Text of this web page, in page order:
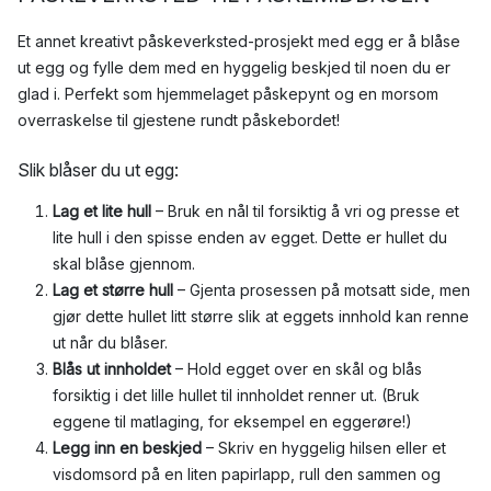
Et annet kreativt påskeverksted-prosjekt med egg er å blåse
ut egg og fylle dem med en hyggelig beskjed til noen du er
glad i. Perfekt som hjemmelaget påskepynt og en morsom
overraskelse til gjestene rundt påskebordet!
Slik blåser du ut egg:
Lag et lite hull – Bruk en nål til forsiktig å vri og presse et
lite hull i den spisse enden av egget. Dette er hullet du
skal blåse gjennom.
Lag et større hull – Gjenta prosessen på motsatt side, men
gjør dette hullet litt større slik at eggets innhold kan renne
ut når du blåser.
Blås ut innholdet– Hold egget over en skål og blås
forsiktig i det lille hullet til innholdet renner ut. (Bruk
eggene til matlaging, for eksempel en eggerøre!)
Legg inn en beskjed – Skriv en hyggelig hilsen eller et
visdomsord på en liten papirlapp, rull den sammen og